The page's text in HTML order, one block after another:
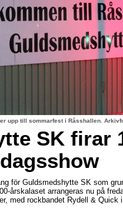
upp till sommarfest i Råsshallen.
SK firar
för Guldsmedshytte SK som
årskalaset arrangeras nu på
med rockbandet Rydell & Quick